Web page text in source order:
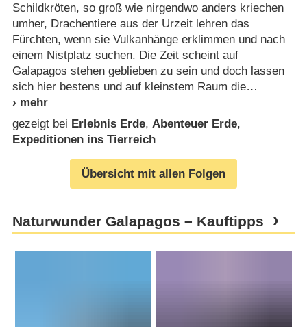
Schildkröten, so groß wie nirgendwo anders kriechen
umher, Drachentiere aus der Urzeit lehren das
Fürchten, wenn sie Vulkanhänge erklimmen und nach
einem Nistplatz suchen. Die Zeit scheint auf
Galapagos stehen geblieben zu sein und doch lassen
sich hier bestens und auf kleinstem Raum die
gezeigt bei Erlebnis Erde, Abenteuer Erde,
Expeditionen ins Tierreich
Übersicht mit allen Folgen
Naturwunder Galapagos – Kauftipps